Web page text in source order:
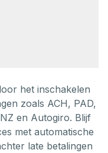
het inschakelen
zoals ACH, PAD,
en Autogiro. Blijf
met automatische
late betalingen